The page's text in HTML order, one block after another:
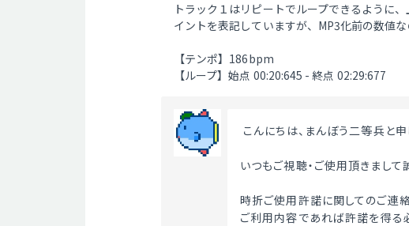
トラック１はリピートでループできるように
イントを表記していますが、MP3化前の数値
【テンポ】186bpm
【ループ】始点 00:20:645 - 終点 02:29:677
こんにちは、まんぼう二等兵と申
いつもご視聴・ご使用頂きまして
時折ご使用許諾に関してのご連
ご利用内容であれば許諾を得る